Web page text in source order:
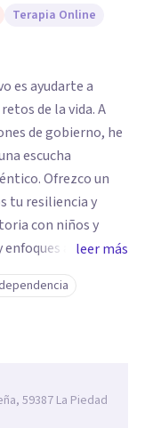
Terapia Online
es ayudarte a
de la vida. A
de gobierno, he
escucha
​Ofrezco un
tu resiliencia y
con niños y
adaptados
para escucharte
para fortalecer
leer más
59387 La Piedad